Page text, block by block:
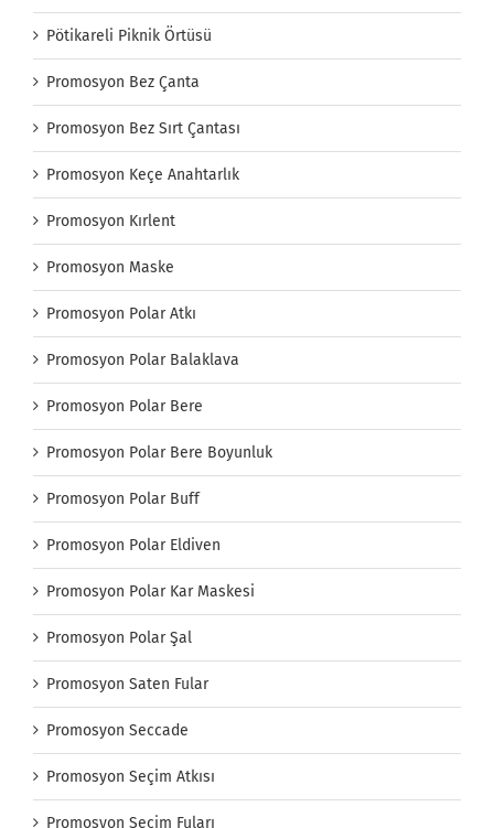
Pötikareli Piknik Örtüsü
Promosyon Bez Çanta
Promosyon Bez Sırt Çantası
Promosyon Keçe Anahtarlık
Promosyon Kırlent
Promosyon Maske
Promosyon Polar Atkı
Promosyon Polar Balaklava
Promosyon Polar Bere
Promosyon Polar Bere Boyunluk
Promosyon Polar Buff
Promosyon Polar Eldiven
Promosyon Polar Kar Maskesi
Promosyon Polar Şal
Promosyon Saten Fular
Promosyon Seccade
Promosyon Seçim Atkısı
Promosyon Seçim Fuları